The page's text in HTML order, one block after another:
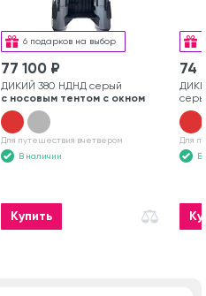
6 подарков на выбор
77 100 ₽
ДИКИЙ 380 НДНД серый
с носовым тентом с окном
Для путешествия вчетвером
В наличии
Купить
74
Для
В